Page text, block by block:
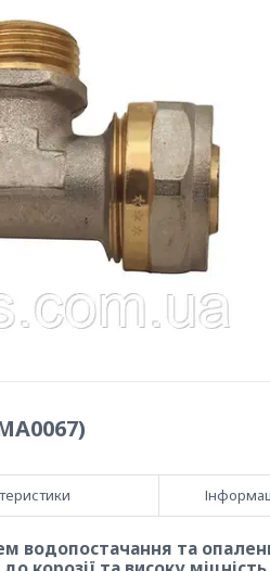
водопостачання та